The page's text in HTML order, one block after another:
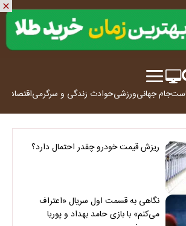
جام جهانیورزشیحوادث زندگی و سرگرمیاقتصاد
ریزش قیمت خودرو چقدر احتمال دارد؟
نگاهی به قسمت اول سریال «اعتراف
می‌کنم» با بازی حامد بهداد و پوریا